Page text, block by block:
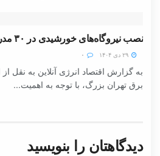
نصب نیروگاه‌های خورشیدی در ۳۰ مدرسه شهر تهران
به گزارش اقتصاد انرژی آنلاین به نقل
برق تهران بزرگ، با توجه به اهمیت...
دیدگاهتان را بنویسید